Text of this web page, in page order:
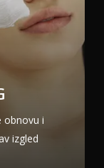
obnovu i
izgled